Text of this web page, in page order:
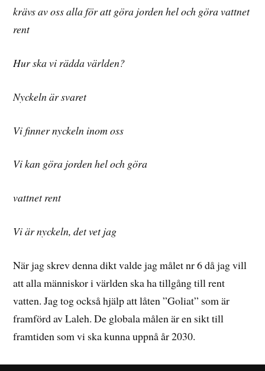
krävs av oss alla för att göra jorden heloch göra vattnet
rent
Hur ska vi rädda världen?
Nyckeln är svaret
Vi finner nyckeln inom oss
Vi kan göra jorden hel och göra
vattnet rent
Vi är nyckeln, det vet jag
När jag skrev denna dikt valde jag målet nr 6 då jag vill
att alla människor i världen ska ha tillgång till rent
vatten. Jag tog också hjälp att låten ”Goliat” som är
framförd av Laleh. De globala målen är en sikt till
framtiden som vi ska kunna uppnå år 2030.